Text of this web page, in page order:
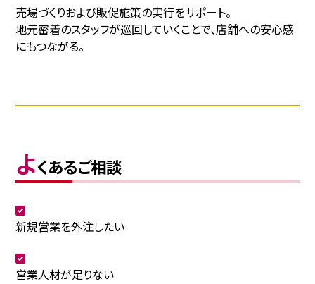
売場づくりおよび販促施策の実行をサポート。
地元密着のスタッフが巡回していくことで、店舗への安心感
にもつながる。
よくあるご相談
新規営業を外注したい
営業人材が足りない